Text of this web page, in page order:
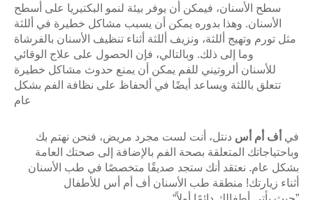
سطح الأسنان، فيمكن أن يوفر بيئة لنمو البكتيريا على أسطح
الأسنان. وهذا بدوره يمكن أن يسبب مشاكل خطيرة في أللثة
مثل تورم وتهيج أللثة، ونزيف أللثة أثناء تنظيف الأسنان بالفرشاة
وما إلى ذلك. وبالتالي، فإن الحصول على علاج الوقائي
للأسنان ألروتيني للفم يمكن أن يمنع حدوث مشاكل خطيرة
تتعلق باللثة ويساعد أيضًا في ألحفاظ على نظافة الفم بشكل
عام
في أف أم أس دنتل، أنت لست مجرد مريض، فنحن نهتم بك
وباحتياجاتك المتعلقة بصحة الفم بالإضافة إلى صحتك العامة
بشكل عام. نعتقد أنك ستجد صديقًا متخصصًا في طب الأسنان
أثناء زيارتك! منطقة طب الأسنان أف أم أس للأطفال